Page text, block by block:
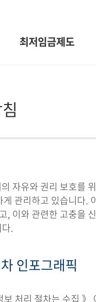
최저임금제도
자유와 권리 보호를
관리하고 있습니다.
, 이와 관련한 고충을
.
인포그래픽
처리 절차는 수집